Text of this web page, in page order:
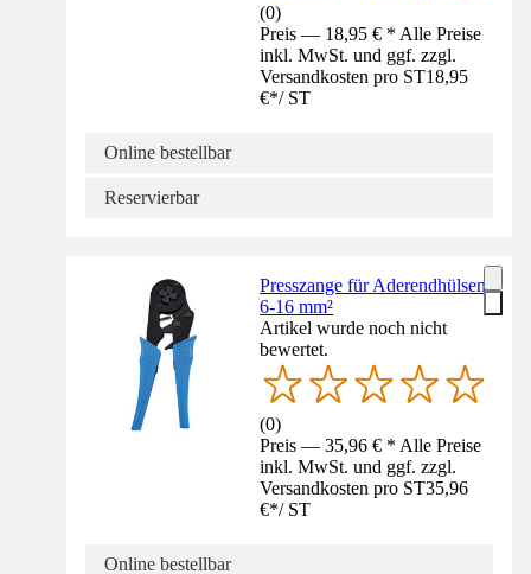
(0)
Preis — 18,95 € * Alle Preise
inkl. MwSt. und ggf. zzgl.
Versandkosten pro ST18,95
€*/ ST
Online bestellbar
Reservierbar
Presszange für Aderendhülsen
6-16 mm²
Artikel wurde noch nicht
bewertet.
(0)
Preis — 35,96 € * Alle Preise
inkl. MwSt. und ggf. zzgl.
Versandkosten pro ST35,96
€*/ ST
Online bestellbar